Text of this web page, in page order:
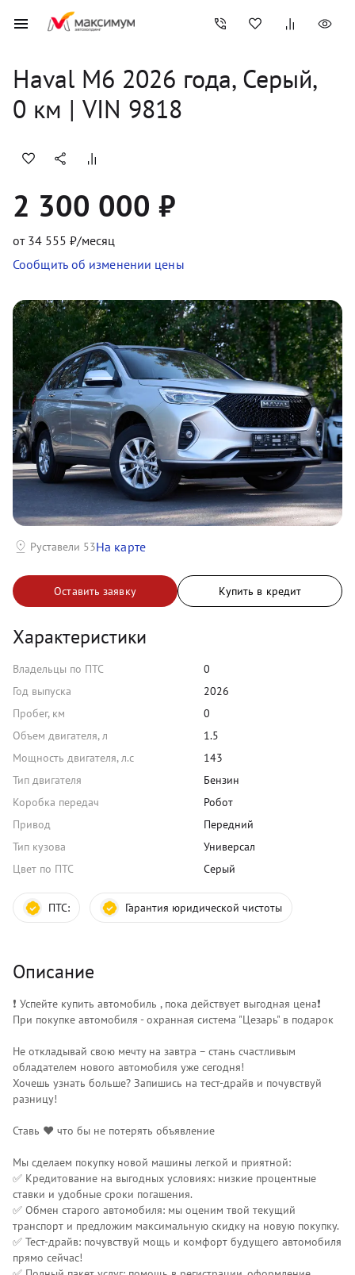
Haval M6 2026 года, Серый,
0 км | VIN 9818
2 300 000 ₽
от 34 555 ₽/месяц
Сообщить об изменении цены
Оставить заявку Купить в кредит
Характеристики
Владельцы по ПТС
0
Год выпуска
2026
Пробег, км
0
Объем двигателя, л
1.5
Мощность двигателя, л.с
143
Тип двигателя
Бензин
Коробка передач
Робот
Привод
Передний
Тип кузова
Универсал
Цвет по ПТС
Серый
ПТС: Гарантия юридической чистоты
Описание
❗️ Успейте купить автомобиль , пока действует выгодная цена❗️
При покупке автомобиля - охранная система "Цезарь" в подарок
Не откладывай свою мечту на завтра – стань счастливым
обладателем нового автомобиля уже сегодня!
Хочешь узнать больше? Запишись на тест-драйв и почувствуй
разницу!
Ставь ❤️ что бы не потерять объявление
Мы сделаем покупку новой машины легкой и приятной:
✅ Кредитование на выгодных условиях: низкие процентные
ставки и удобные сроки погашения.
✅ Обмен старого автомобиля: мы оценим твой текущий
транспорт и предложим максимальную скидку на новую покупку.
✅ Тест-драйв: почувствуй мощь и комфорт будущего автомобиля
прямо сейчас!
Руставели 53На карте